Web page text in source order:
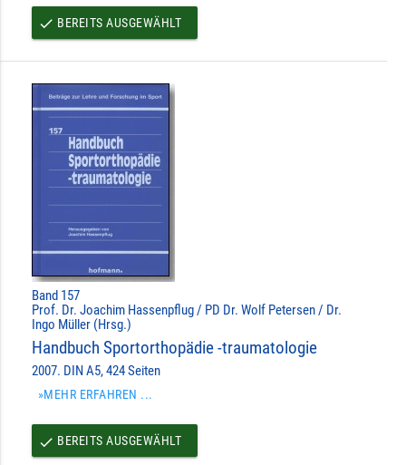
done BEREITS AUSGEWÄHLT
Band 157
Prof. Dr. Joachim Hassenpflug / PD Dr. Wolf Petersen / Dr.
Ingo Müller (Hrsg.)
Handbuch Sportorthopädie -traumatologie
2007. DIN A5, 424 Seiten
»MEHR ERFAHREN ...
done BEREITS AUSGEWÄHLT